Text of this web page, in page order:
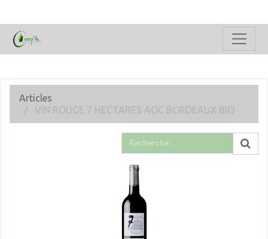
Articles
VIN ROUGE 7 HECTARES AOC BORDEAUX BIO